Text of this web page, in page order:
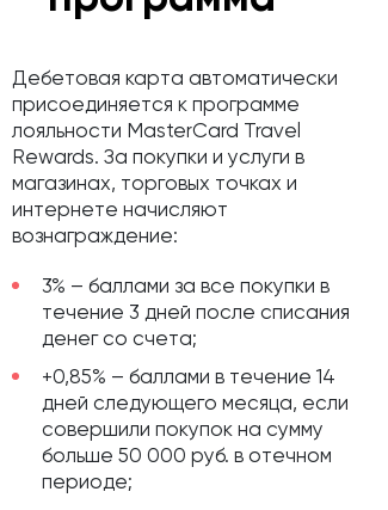
Дебетовая карта автоматически
присоединяется к программе
лояльности MasterCard Travel
Rewards. За покупки и услуги в
магазинах, торговых точках и
интернете начисляют
вознаграждение:
3% – баллами за все покупки в
течение 3 дней после списания
денег со счета;
+0,85% – баллами в течение 14
дней следующего месяца, если
совершили покупок на сумму
больше 50 000 руб. в отечном
периоде;